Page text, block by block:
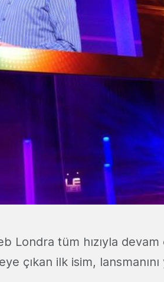
Londra tüm hızıyla
çıkan ilk isim,